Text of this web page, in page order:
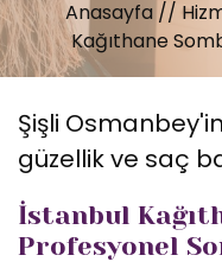
Anasayfa //
Kağıthane
Şişli
güzellik ve saç
İstanbul
Profesyonel